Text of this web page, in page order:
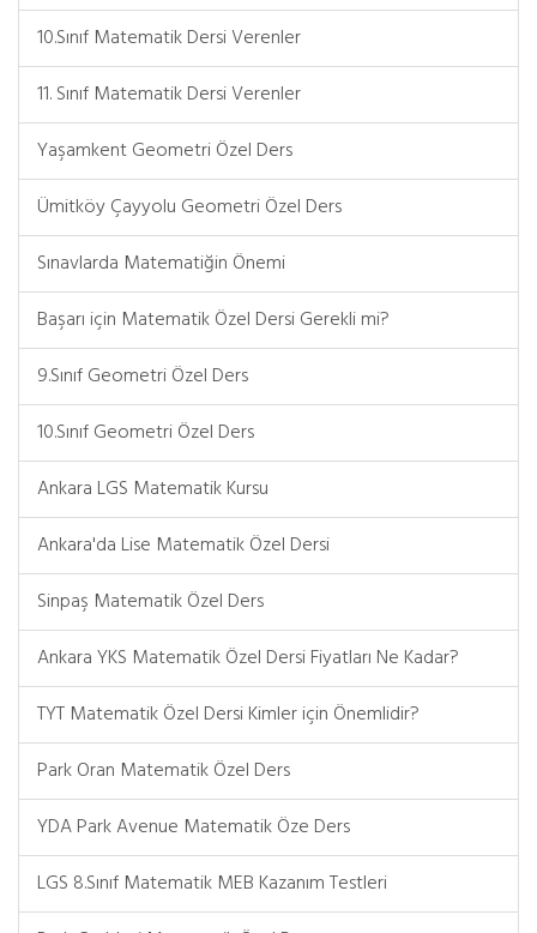
10.Sınıf Matematik Dersi Verenler
11. Sınıf Matematik Dersi Verenler
Yaşamkent Geometri Özel Ders
Ümitköy Çayyolu Geometri Özel Ders
Sınavlarda Matematiğin Önemi
Başarı için Matematik Özel Dersi Gerekli mi?
9.Sınıf Geometri Özel Ders
10.Sınıf Geometri Özel Ders
Ankara LGS Matematik Kursu
Ankara'da Lise Matematik Özel Dersi
Sinpaş Matematik Özel Ders
Ankara YKS Matematik Özel Dersi Fiyatları Ne Kadar?
TYT Matematik Özel Dersi Kimler için Önemlidir?
Park Oran Matematik Özel Ders
YDA Park Avenue Matematik Öze Ders
LGS 8.Sınıf Matematik MEB Kazanım Testleri